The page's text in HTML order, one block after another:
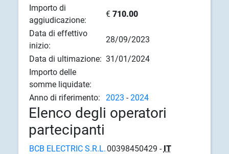
Importo di
aggiudicazione:
€ 710.00
Data di effettivo
inizio:
28/09/2023
Data di ultimazione: 31/01/2024
Importo delle
somme liquidate:
Anno di riferimento:
2023 -2024
Elenco degli operatori
partecipanti
BCB ELECTRIC S.R.L. 00398450429 - IT